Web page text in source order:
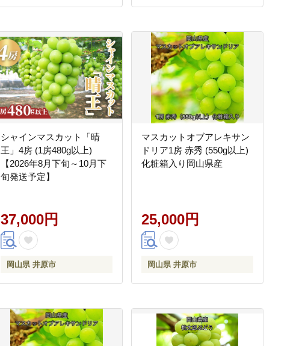
シャインマスカット「晴
王」4房 (1房480g以上)
【2026年8月下旬～10月下
旬発送予定】
37,000円
岡山県 井原市
マスカットオブアレキサン
ドリア1房 赤秀 (550g以上)
化粧箱入り岡山県産
25,000円
岡山県 井原市